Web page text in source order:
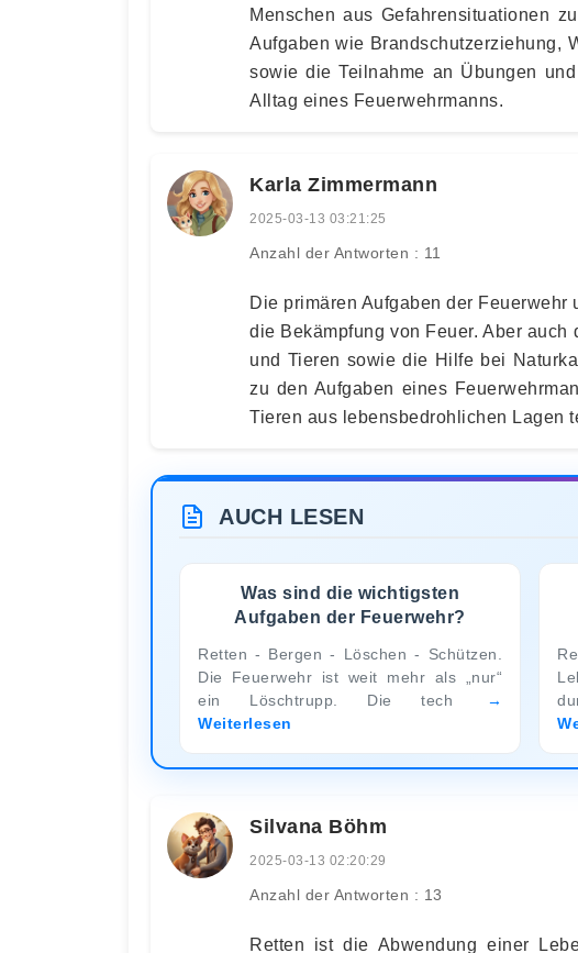
Menschen aus Gefahrensituationen
Aufgaben wie Brandschutzerziehung,
sowie die Teilnahme an Übungen
Alltag eines Feuerwehrmanns.
Karla Zimmermann
2025-03-13 03:21:25
Anzahl der Antworten : 11
Die primären Aufgaben der
die Bekämpfung von Feuer. Aber
und Tieren sowie die Hilfe bei
zu den Aufgaben eines
Tieren aus lebensbedrohlichen Lagen
AUCH LESEN
Was sind die wichtigsten
Aufgaben der Feuerwehr?
Retten - Bergen - Löschen - Schützen.
Die Feuerwehr ist weit mehr als „nur“
ein Löschtrupp. Die tech
Weiterlesen
Silvana Böhm
2025-03-13 02:20:29
Anzahl der Antworten : 13
Retten ist die Abwendung einer